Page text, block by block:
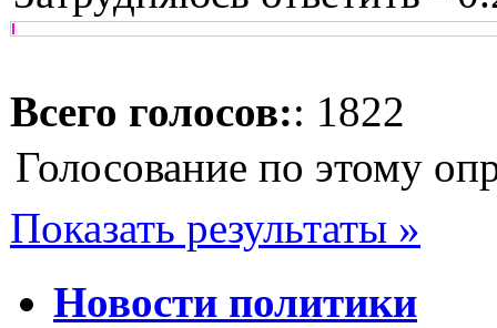
Всего голосов:: 1822
Голосование по этому
Показать результаты »
Новости политики